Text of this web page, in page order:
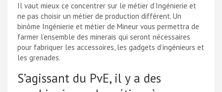
Il vaut mieux ce concentrer sur le métier d’Ingénierie et
ne pas choisir un métier de production différent. Un
binôme Ingénierie et métier de Mineur vous permettra de
farmer l’ensemble des minerais qui seront nécessaires
pour fabriquer les accessoires, les gadgets d’ingénieurs et
les grenades.
S’agissant du PvE, il y a des